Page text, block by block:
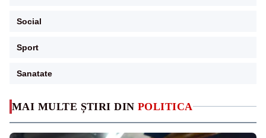
MAI MULTE ȘTIRI DIN POLITICA
Social
Sport
Sanatate